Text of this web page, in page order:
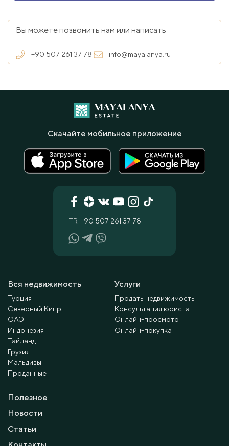
Вы можете позвонить нам или написать
+90 507 261 37 78 info@mayalanya.ru
Вся недвижимость
Турция
Северный Кипр
ОАЭ
Индонезия
Тайланд
Грузия
Мальдивы
Проданные
Услуги
Продать недвижимость
Консультация юриста
Онлайн-просмотр
Онлайн-покупка
Полезное
Новости
Статьи
TR +90 507 261 37 78
Скачайте мобильное приложение